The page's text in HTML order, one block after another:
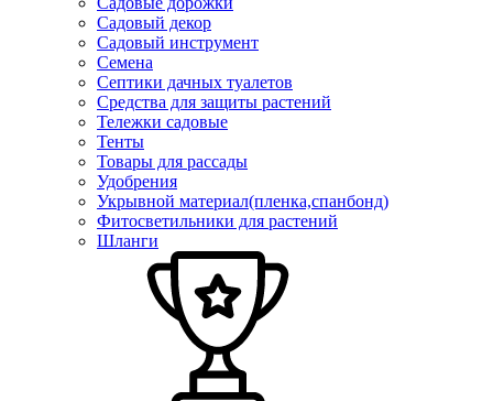
Садовый декор
Садовый инструмент
Семена
Септики дачных туалетов
Средства для защиты растений
Тележки садовые
Тенты
Товары для рассады
Удобрения
Укрывной материал(пленка,спанбонд)
Фитосветильники для растений
Шланги